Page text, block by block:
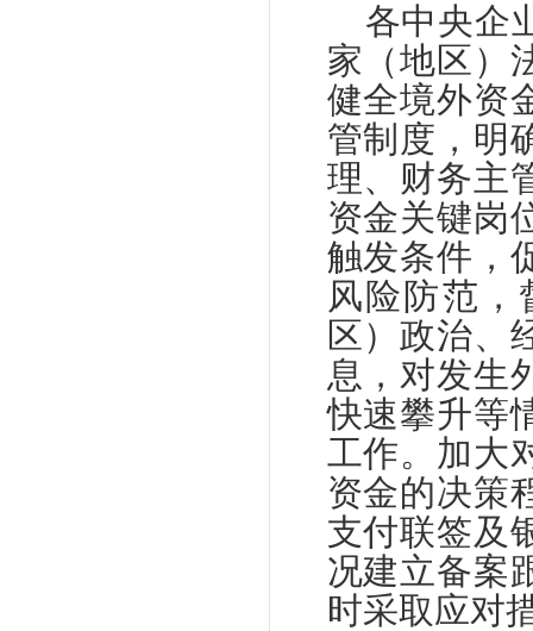
各中央企
家（地区）
健全境外资
管制度，明
理、财务主
资金关键岗
触发条件，
风险防范
区）政治、
息，对发生
快速攀升等
工作。加大
资金的决策
支付联签及
况建立备案
时采取应对